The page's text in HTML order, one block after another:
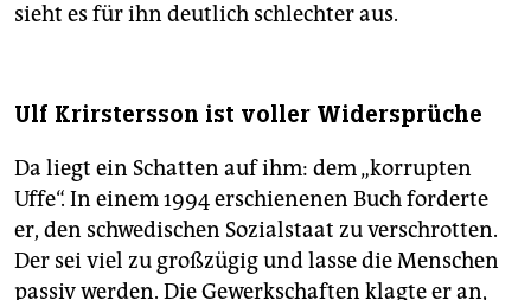
sieht es für ihn deutlich schlechter aus.
Ulf Krirstersson ist voller Widersprüche
Da liegt ein Schatten auf ihm: dem „korrupten
Uffe“. In einem 1994 erschienenen Buch forderte
er, den schwedischen Sozialstaat zu verschrotten.
Der sei viel zu großzügig und lasse die Menschen
passiv werden. Die Gewerkschaften klagte er an,